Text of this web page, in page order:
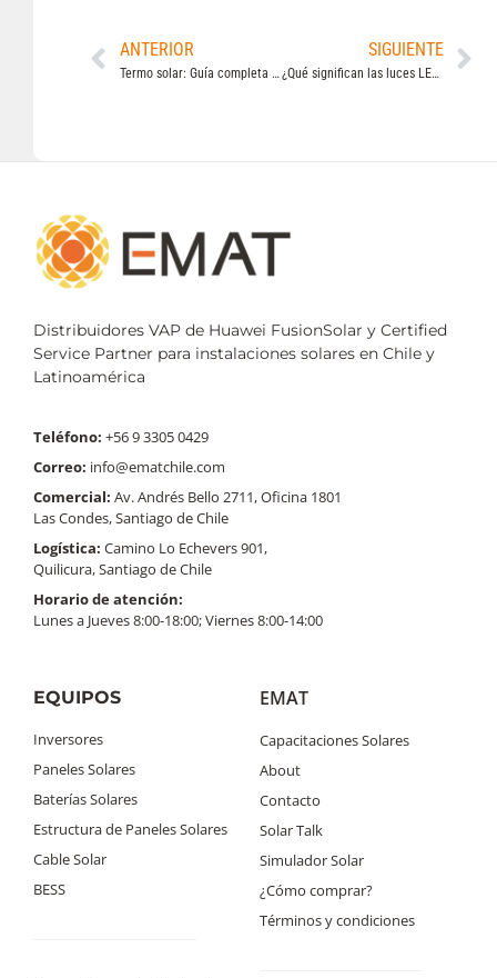
ANTERIOR
Termo solar: Guía completa para elegir, ahorrar y calentar agua con energía del sol
SIGUIENTE
¿Qué significan las luces LED en los Inversores Híbridos HUAWEI?
Distribuidores VAP de Huawei FusionSolar y Certified
Service Partner para instalaciones solares en Chile y
Latinoamérica
Teléfono: +56 9 3305 0429
Correo: info@ematchile.com
Comercial: Av. Andrés Bello 2711, Oficina 1801
Las Condes, Santiago de Chile
Logística: Camino Lo Echevers 901,
Quilicura, Santiago de Chile
Horario de atención:
Lunes a Jueves 8:00-18:00; Viernes 8:00-14:00
EQUIPOS
Inversores
Paneles Solares
Baterías Solares
Estructura de Paneles Solares
Cable Solar
BESS
EMAT
Capacitaciones Solares
About
Contacto
Solar Talk
Simulador Solar
¿Cómo comprar?
Términos y condiciones